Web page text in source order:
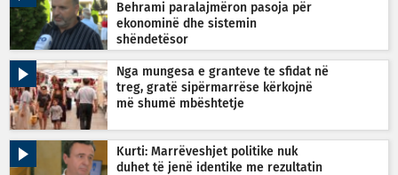
Behrami paralajmëron pasoja për
ekonominë dhe sistemin
shëndetësor
Nga mungesa e granteve te sfidat në
treg, gratë sipërmarrëse kërkojnë
më shumë mbështetje
Kurti: Marrëveshjet politike nuk
duhet të jenë identike me rezultatin